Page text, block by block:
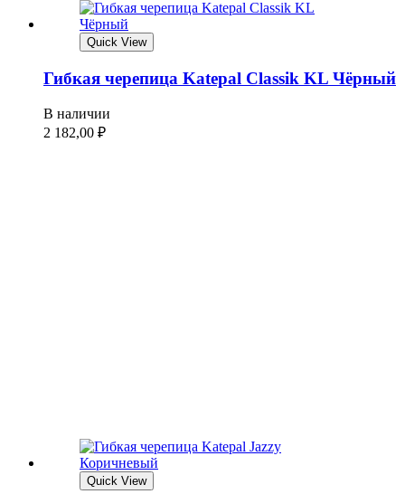
Quick View
Гибкая черепица Katepal Classik KL Чёрный
В наличии
2 182,00 ₽
Quick View